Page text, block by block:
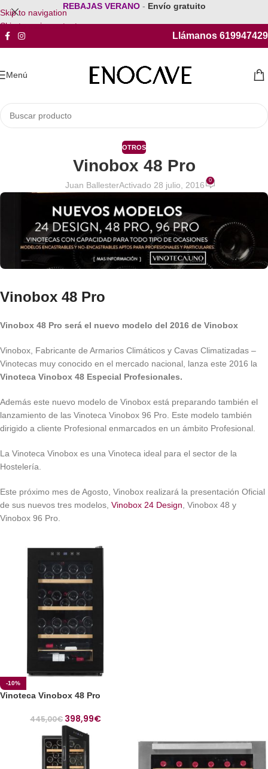
Skip to navigation
Skip to main content
REBAJAS VERANO - Envío gratuito
Llámanos 619947429
Menú
OTROS
Vinobox 48 Pro
Juan BallesterActivado 28 julio, 2016 0
Vinobox 48 Pro
Vinobox 48 Pro será el nuevo modelo del 2016 de Vinobox
Vinobox, Fabricante de Armarios Climáticos y Cavas Climatizadas –
Vinotecas muy conocido en el mercado nacional, lanza este 2016 la
Vinoteca Vinobox 48 Especial Profesionales.
Además este nuevo modelo de Vinobox está preparando también el
lanzamiento de las Vinoteca Vinobox 96 Pro. Este modelo también
dirigido a cliente Profesional enmarcados en un ámbito Profesional.
La Vinoteca Vinobox es una Vinoteca ideal para el sector de la
Hostelería.
Este próximo mes de Agosto, Vinobox realizará la presentación Oficial
de sus nuevos tres modelos, Vinobox 24 Design, Vinobox 48 y
Vinobox 96 Pro.
-10%
Vinoteca Vinobox 48 Pro
445,00€ 398,99€